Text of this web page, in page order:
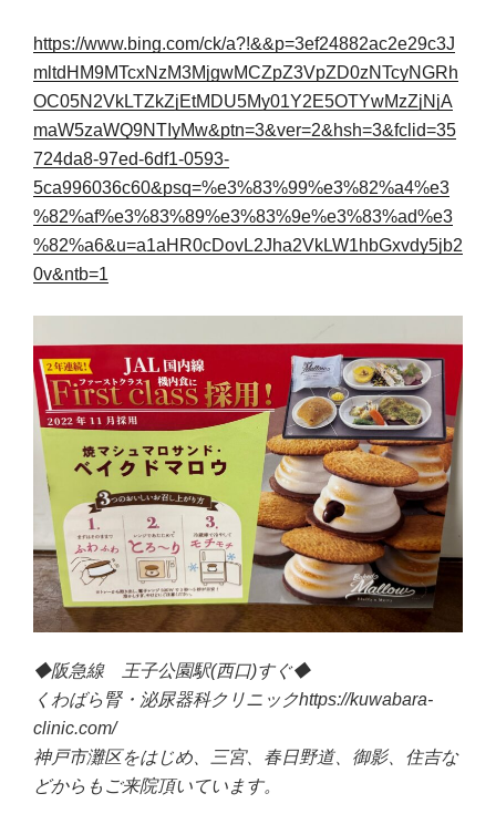
https://www.bing.com/ck/a?!&&p=3ef24882ac2e29c3J
mltdHM9MTcxNzM3MjgwMCZpZ3VpZD0zNTcyNGRh
OC05N2VkLTZkZjEtMDU5My01Y2E5OTYwMzZjNjA
maW5zaWQ9NTIyMw&ptn=3&ver=2&hsh=3&fclid=35
724da8-97ed-6df1-0593-
5ca996036c60&psq=%e3%83%99%e3%82%a4%e3
%82%af%e3%83%89%e3%83%9e%e3%83%ad%e3
%82%a6&u=a1aHR0cDovL2Jha2VkLW1hbGxvdy5jb2
0v&ntb=1
◆阪急線 王子公園駅(西口)すぐ◆
くわばら腎・泌尿器科クリニックhttps://kuwabara-
clinic.com/
神戸市灘区をはじめ、三宮、春日野道、御影、住吉な
どからもご来院頂いています。